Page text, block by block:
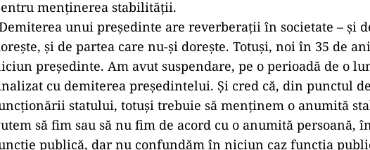
menținerea stabilității.
unui preşedinte are reverberaţii în societate – şi
şi de partea care nu-şi doreşte. Totuşi, noi în 35 de
preşedinte. Am avut suspendare, pe o perioadă de o
cu demiterea preşedintelui. Şi cred că, din punctul
statului, totuşi trebuie să menţinem o anumită
să fim sau să nu fim de acord cu o anumită persoană,
publică, dar nu confundăm în niciun caz funcţia